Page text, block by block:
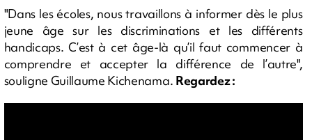
"Dans les écoles, nous travaillons à informer dès le plus
jeune âge sur les discriminations et les différents
handicaps. C’est à cet âge-là qu’il faut commencer à
comprendre et accepter la différence de l’autre",
souligne Guillaume Kichenama. Regardez :